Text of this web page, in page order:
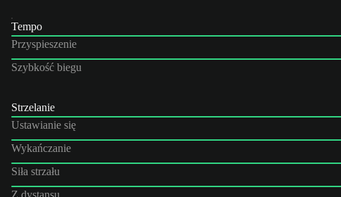
Tempo
Przyspieszenie
Szybkość biegu
Strzelanie
Ustawianie się
Wykańczanie
Siła strzału
Z dystansu